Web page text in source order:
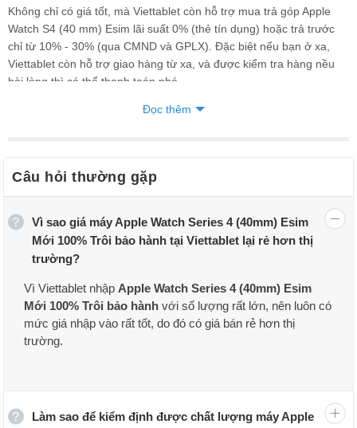
Không chỉ có giá tốt, mà Viettablet còn hỗ trợ mua trả góp Apple
Watch S4 (40 mm) Esim lãi suất 0% (thẻ tín dụng) hoặc trả trước
chỉ từ 10% - 30% (qua CMND và GPLX). Đặc biệt nếu bạn ở xa,
Viettablet còn hỗ trợ giao hàng từ xa, và được kiểm tra hàng nều
hài lòng thì có thể thanh toán nhé.
Đọc thêm
Câu hỏi thường gặp
Vì sao giá máy Apple Watch Series 4 (40mm) Esim
Mới 100% Trôi bảo hành tại Viettablet lại rẻ hơn thị
trường?
Vì Viettablet nhập Apple Watch Series 4 (40mm) Esim
Mới 100% Trôi bảo hành với số lượng rất lớn, nên luôn có
mức giá nhập vào rất tốt, do đó có giá bán rẻ hơn thị
trường.
Làm sao để kiểm định được chất lượng máy Apple